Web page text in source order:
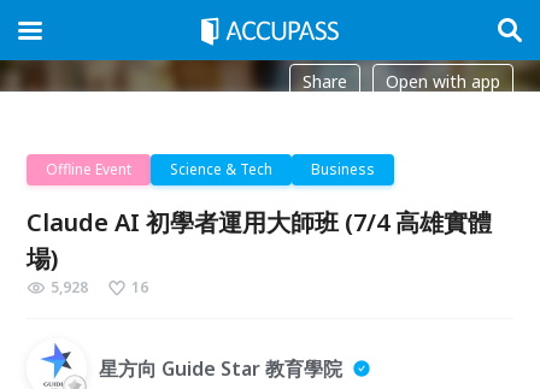
Share Open with app
Offline Event Science & Tech Business
Claude AI 初學者運用大師班 (7/4 高雄實體
場)
5,928 16
星方向 Guide Star 教育學院